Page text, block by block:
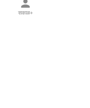
सकाळ+